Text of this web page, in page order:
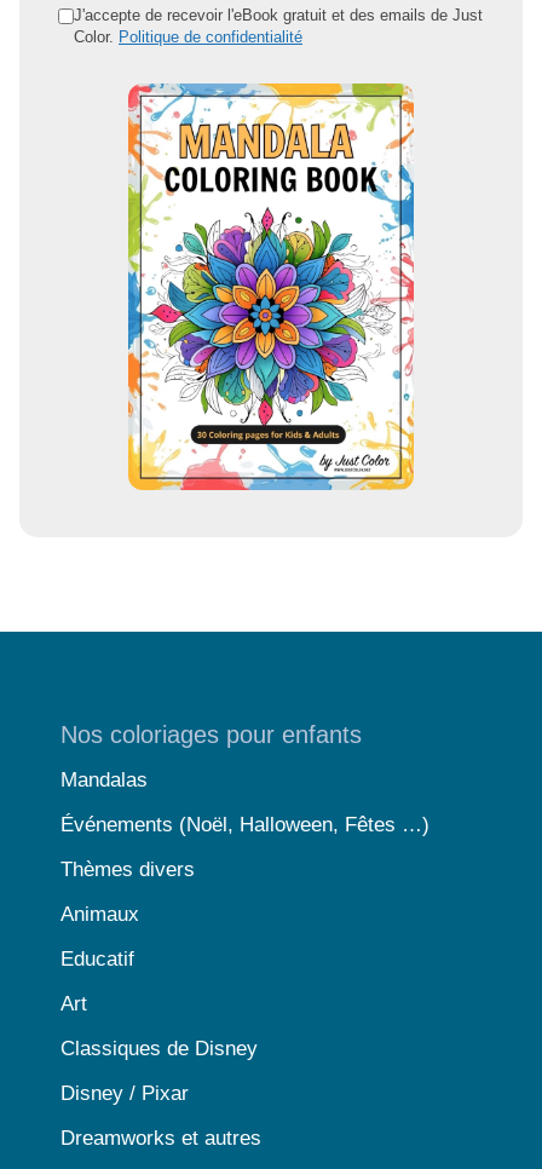
d J'accepte de recevoir l'eBook gratuit et des emails de Just
Color. Politique de confidentialité
Nos coloriages pour enfants
Mandalas
Événements (Noël, Halloween, Fêtes …)
Thèmes divers
Animaux
Educatif
Art
Classiques de Disney
Disney / Pixar
Dreamworks et autres